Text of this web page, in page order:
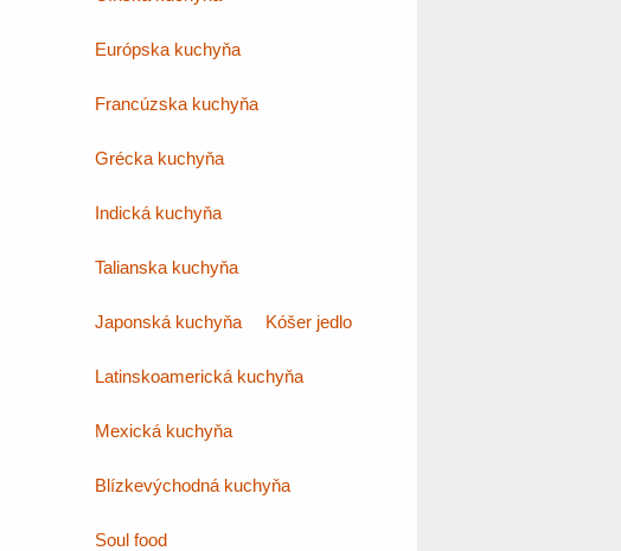
Európska kuchyňa
Francúzska kuchyňa
Grécka kuchyňa
Indická kuchyňa
Talianska kuchyňa
Japonská kuchyňa Kóšer jedlo
Latinskoamerická kuchyňa
Mexická kuchyňa
Blízkevýchodná kuchyňa
Soul food